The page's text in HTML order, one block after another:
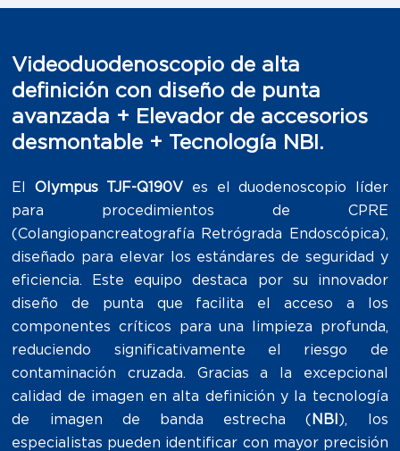
Videoduodenoscopio de alta
definición con diseño de punta
avanzada + Elevador de accesorios
desmontable + Tecnología NBI.
El Olympus TJF-Q190V es el duodenoscopio líder
para procedimientos de CPRE
(Colangiopancreatografía Retrógrada Endoscópica),
diseñado para elevar los estándares de seguridad y
eficiencia. Este equipo destaca por su innovador
diseño de punta que facilita el acceso a los
componentes críticos para una limpieza profunda,
reduciendo significativamente el riesgo de
contaminación cruzada. Gracias a la excepcional
calidad de imagen en alta definición y la tecnología
de imagen de banda estrecha ( NBI ), los
especialistas pueden identificar con mayor precisión